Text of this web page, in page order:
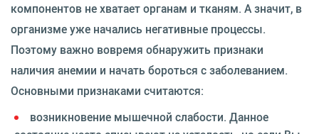
компонентов не хватает органам и тканям. А значит, в
организме уже начались негативные процессы.
Поэтому важно вовремя обнаружить признаки
наличия анемии и начать бороться с заболеванием.
Основными признаками считаются:
возникновение мышечной слабости. Данное